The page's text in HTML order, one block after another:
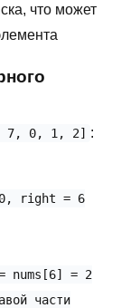
что может
7, 0, 1, 2] :
right = 6
nums[6] = 2
части